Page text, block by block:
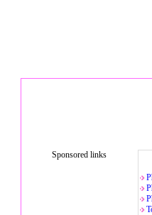
Sponsored links